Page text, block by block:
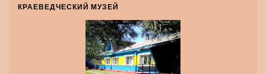
КРАЕВЕДЧЕСКИЙ МУЗЕЙ